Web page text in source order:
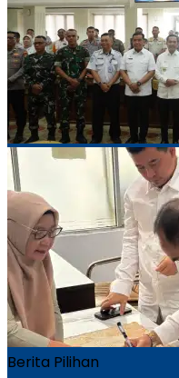
Berita Pilihan
Palembang Targetkan
Adiwiyata
Pemkot Palembang
Seminar Transformasi
Bupati OKUS Terima
Sinergi Tingkatkan
© Copyright 2026, All Rights